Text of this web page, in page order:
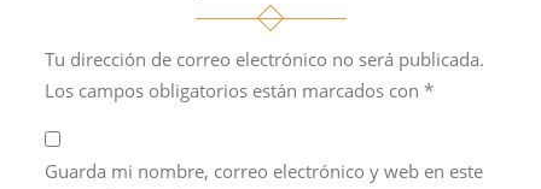
Tu dirección de correo electrónico no será publicada.
Los campos obligatorios están marcados con*
Guarda mi nombre, correo electrónico y web en este